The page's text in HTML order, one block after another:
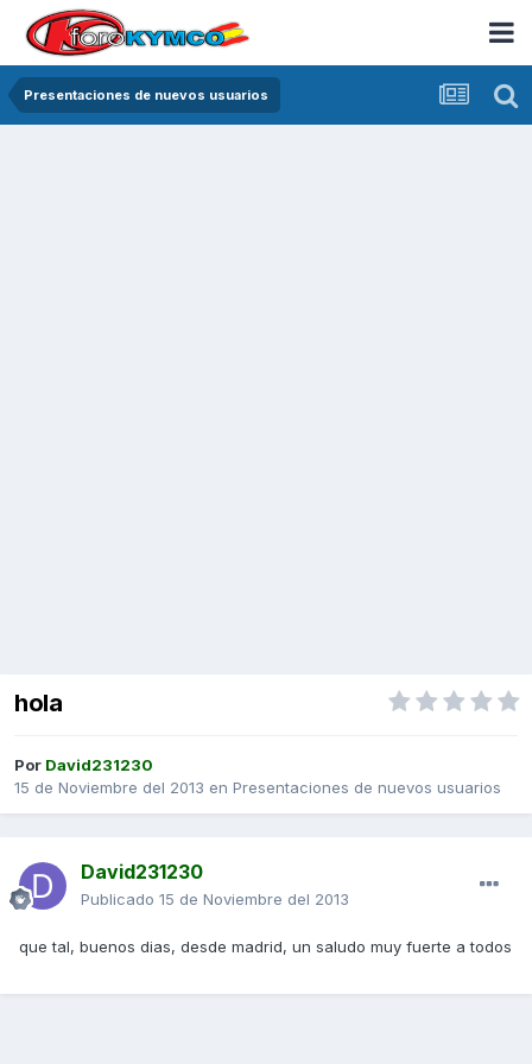
Presentaciones de nuevos usuarios
hola
Por David231230
15 de Noviembre del 2013 en Presentaciones de nuevos usuarios
David231230
Publicado 15 de Noviembre del 2013
que tal, buenos dias, desde madrid, un saludo muy fuerte a todos